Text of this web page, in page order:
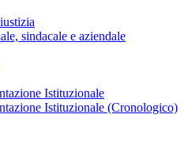
sindacale e aziendale
Istituzionale
Istituzionale (Cronologico)